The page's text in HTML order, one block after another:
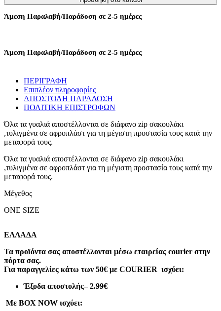
Elena
με
Μαύρο
ποσότητα
Άμεση Παραλαβή/Παράδοση σε 2-5 ημέρες
Άμεση Παραλαβή/Παράδοση σε 2-5 ημέρες
ΠΕΡΙΓΡΑΦΗ
Επιπλέον πληροφορίες
ΑΠΟΣΤΟΛΗ ΠΑΡΑΔΟΣΗ
ΠΟΛΙΤΙΚΗ ΕΠΙΣΤΡΟΦΩΝ
Όλα τα γυαλιά αποστέλλονται σε διάφανο zip σακουλάκι
,τυλιγμένα σε αφροπλάστ για τη μέγιστη προστασία τους κατά την
μεταφορά τους.
Όλα τα γυαλιά αποστέλλονται σε διάφανο zip σακουλάκι
,τυλιγμένα σε αφροπλάστ για τη μέγιστη προστασία τους κατά την
μεταφορά τους.
Μέγεθος
ONE SIZE
ΕΛΛΑΔΑ
Τα προϊόντα σας αποστέλλονται μέσω εταιρείας courier στην
πόρτα σας.
Για παραγγελίες κάτω των 50€ με COURIER ισχύει:
Έξοδα αποστολής– 2.99€
Με BOX NOW ισχύει: